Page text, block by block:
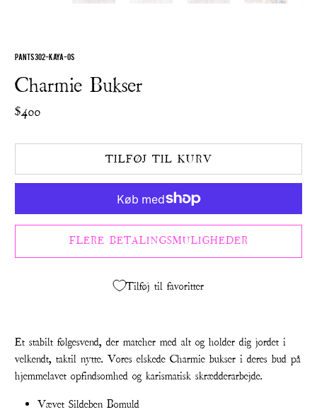
PANTS 302-KAYA-OS
Charmie Bukser
$400
TILFØJ TIL KURV
FLERE BETALINGSMULIGHEDER
Tilføj til favoritter
Et stabilt følgesvend, der matcher med alt og holder dig jordet i
velkendt, taktil nytte. Vores elskede Charmie bukser i deres bud på
hjemmelavet opfindsomhed og karismatisk skrædderarbejde.
Vævet Sildeben Bomuld